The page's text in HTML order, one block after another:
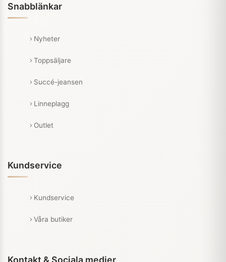
Snabblänkar
Nyheter
Toppsäljare
Succé-jeansen
Linneplagg
Outlet
Kundservice
Kundservice
Våra butiker
Kontakt & Sociala medier